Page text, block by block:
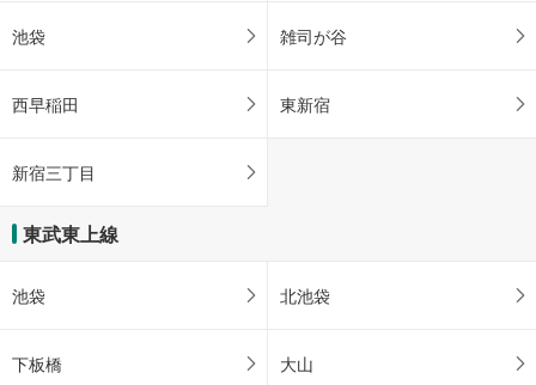
池袋 雑司が谷
西早稲田 東新宿
新宿三丁目
東武東上線
池袋 北池袋
下板橋 大山